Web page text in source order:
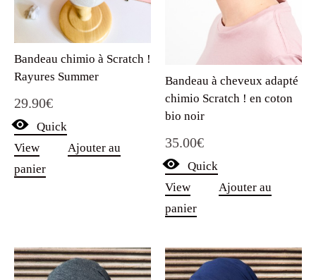
Bandeau chimio à Scratch !
Rayures Summer
29.90€
Quick
View
Ajouter au
panier
Bandeau à cheveux adapté
chimio Scratch ! en coton
bio noir
35.00€
Quick
View
Ajouter au
panier